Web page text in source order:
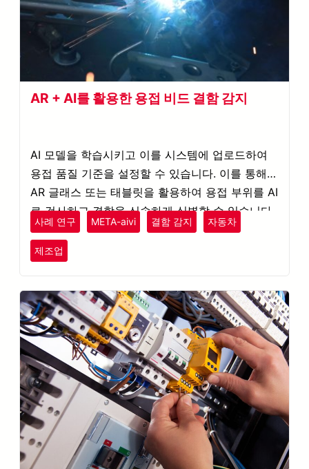
AR + AI를 활용한 용접 비드 결함 감지
AI 모델을 학습시키고 이를 시스템에 업로드하여
용접 품질 기준을 설정할 수 있습니다. 이를 통해
AR 글래스 또는 태블릿을 활용하여 용접 부위를 AI
로 검사하고 결함을 신속하게 식별할 수 있습니다.
사례 연구 META-aivi 결함 감지 자동차
제조업